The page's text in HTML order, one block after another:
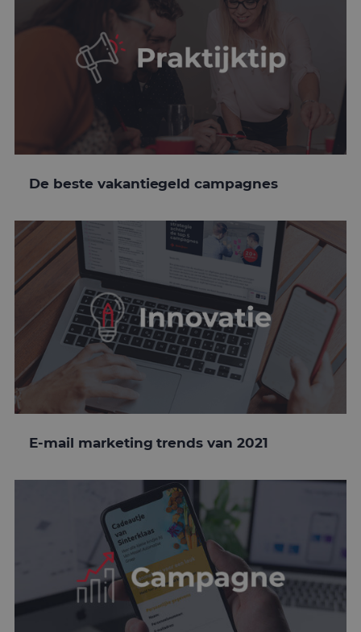
De beste vakantiegeld campagnes
E-mail marketing trends van 2021